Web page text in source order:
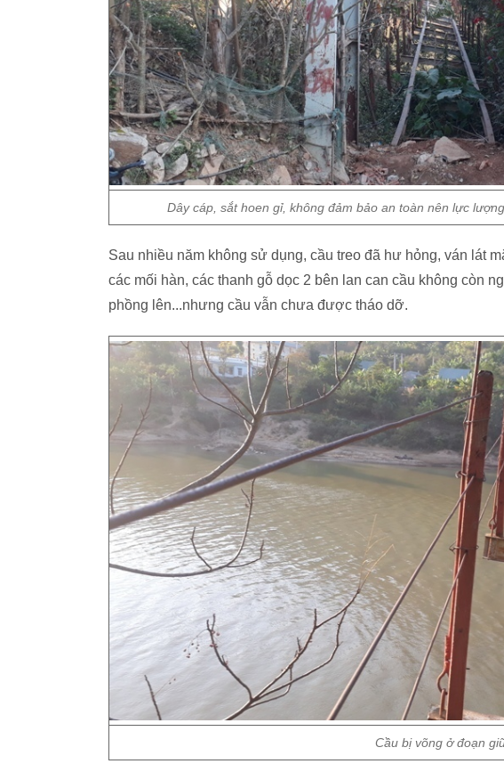
Dây cáp, sắt hoen gỉ, không đảm bảo an toàn nên lực
Sau nhiều năm không sử dụng, cầu treo đã hư hỏng, ván lát
các mối hàn, các thanh gỗ dọc 2 bên lan can cầu không còn
phồng lên...nhưng cầu vẫn chưa được tháo dỡ.
Cầu bị võng ở đoạn